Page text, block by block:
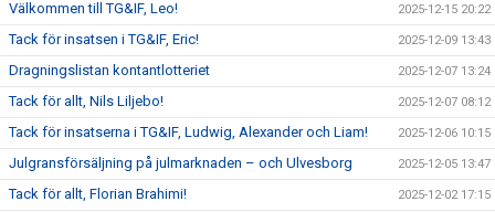
Välkommen till TG&IF, Leo! 2025-12-15 20:22
Tack för insatsen i TG&IF, Eric! 2025-12-09 13:43
Dragningslistan kontantlotteriet 2025-12-07 13:24
Tack för allt, Nils Liljebo! 2025-12-07 08:12
Tack för insatserna i TG&IF, Ludwig, Alexander och Liam! 2025-12-06 10:15
Julgransförsäljning på julmarknaden – och Ulvesborg 2025-12-05 13:47
Tack för allt, Florian Brahimi! 2025-12-02 17:15